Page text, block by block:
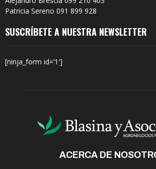
Patricia Sereno 091 899 928
SUSCRÍBETE A NUESTRA NEWSLETTER
[ninja_form id=’1′]
ACERCA DE